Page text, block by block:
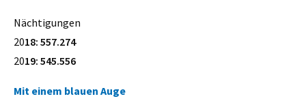
Nächtigungen
2018: 557.274
2019: 545.556
Mit einem blauen Auge